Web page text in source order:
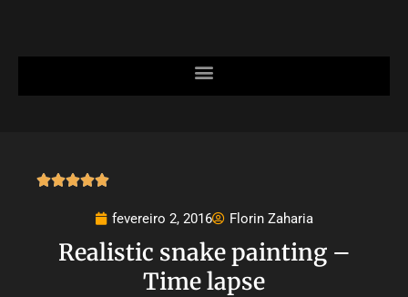

fevereiro 2, 2016 Florin Zaharia
Realistic snake painting –
Time lapse